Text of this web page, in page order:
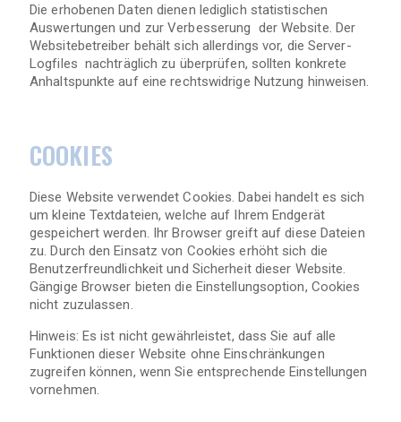
Die erhobenen Daten dienen lediglich statistischen
Auswertungen und zur Verbesserung der Website. Der
Websitebetreiber behält sich allerdings vor, die Server-
Logfiles nachträglich zu überprüfen, sollten konkrete
Anhaltspunkte auf eine rechtswidrige Nutzung hinweisen.
COOKIES
Diese Website verwendet Cookies. Dabei handelt es sich
um kleine Textdateien, welche auf Ihrem Endgerät
gespeichert werden. Ihr Browser greift auf diese Dateien
zu. Durch den Einsatz von Cookies erhöht sich die
Benutzerfreundlichkeit und Sicherheit dieser Website.
Gängige Browser bieten die Einstellungsoption, Cookies
nicht zuzulassen.
Hinweis: Es ist nicht gewährleistet, dass Sie auf alle
Funktionen dieser Website ohne Einschränkungen
zugreifen können, wenn Sie entsprechende Einstellungen
vornehmen.